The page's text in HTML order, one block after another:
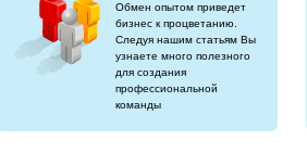
Обмен опытом приведет
бизнес к процветанию.
Следуя нашим статьям Вы
узнаете много полезного
для создания
профессиональной
команды